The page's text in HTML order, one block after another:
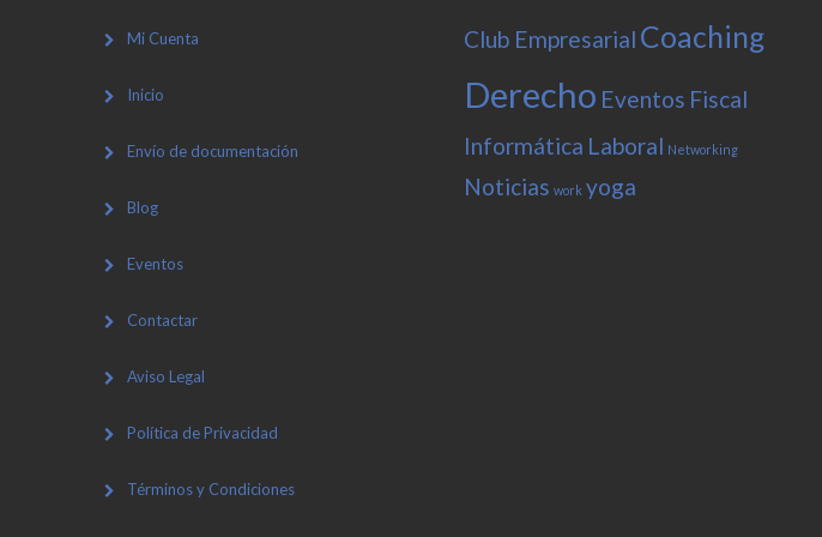
Mi Cuenta
Inicio
Envío de documentación
Blog
Eventos
Contactar
Aviso Legal
Política de Privacidad
Términos y Condiciones
Club Empresarial Coaching
Derecho Eventos Fiscal
Informática Laboral Networking
Noticias work yoga